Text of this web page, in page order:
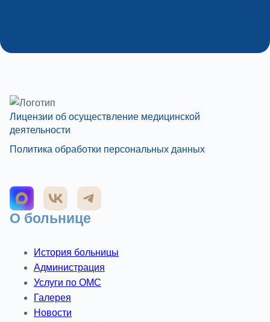
Лицензии об осуществление медицинской
деятельности
Политика обработки персональных данных
О больнице
История больницы
Администрация
Услуги по ОМС
Галерея
Новости